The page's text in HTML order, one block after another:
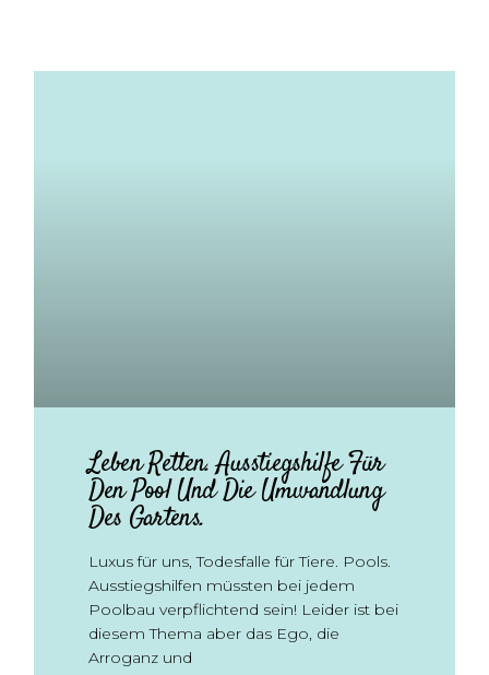
Leben Retten. Ausstiegshilfe Für
Den Pool Und Die Umwandlung
Des Gartens.
Luxus für uns, Todesfalle für Tiere. Pools.
Ausstiegshilfen müssten bei jedem
Poolbau verpflichtend sein! Leider ist bei
diesem Thema aber das Ego, die
Arroganz und